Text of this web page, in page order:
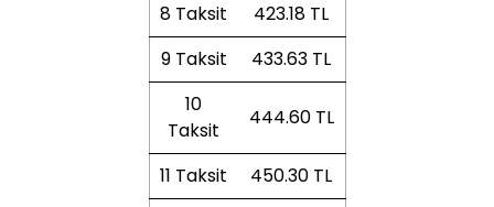
8 Taksit
423.18 TL
9 Taksit
433.63 TL
10
Taksit
444.60 TL
11 Taksit
450.30 TL